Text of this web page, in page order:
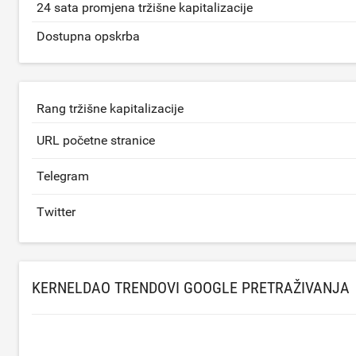
24 sata promjena tržišne kapitalizacije
Dostupna opskrba
Rang tržišne kapitalizacije
URL početne stranice
Telegram
Twitter
KERNELDAO TRENDOVI GOOGLE PRETRAŽIVANJA